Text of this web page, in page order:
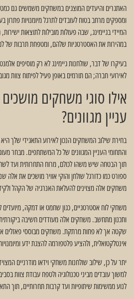
האתגרים והיעדים המוצגים במשחקים משמשים גם
ומספקים מרחב בטוח לעובדים לתרגל מיומנויות פתרון
המיידי בגיימינג, שבה פעולות מובילות לתוצאות
במהירות את האסטרטגיות שלהם, ומטפחת תרבות של
בעיקרו של דבר, שולחנות גיימינג לא רק מוסיפים
לאירועי חברה; הם תורמים באופן פעיל לפיתוח צוות
אילו סוגי משחקים
עניין מגוונים?
בחירת שילוב המשחקים הנכון לאירוע התאגידי שלך
והתחומי העניין המגוונים של כל המשתתפים. מבחר
תוך הבטחה שיש משהו לכולם, מרוח התחרותית ועד
ספורט כמו כדורגל שולחן והוקי אוויר מושכים את אלה
משחקים אלה מצוינים להעלאת האנרגיה של הקהל
משחקי לוח אסטרטגיים, כגון שחמט או דמקה,
ותכנון מתחשב. משחקים אלה מעודדים חשיבה
שקטה אך לא פחות מרתקת. משחקים מבוססי פאזלים או
אינטלקטואלית, ולהציע פלטפורמה להצגת ידע
יתר על כן, שילוב שולחנות משחקי וידאו מודרניים
למשוך עובדים מביני טכנולוגיה ולטפח עבודת צוות
לנוע ממשימות שיתופיות ועד קרבות תחרותיים, תוך